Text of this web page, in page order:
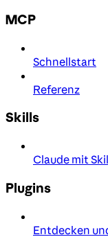
MCP
Schnellstart
Referenz
Skills
Claude mit
Plugins
Entdecken